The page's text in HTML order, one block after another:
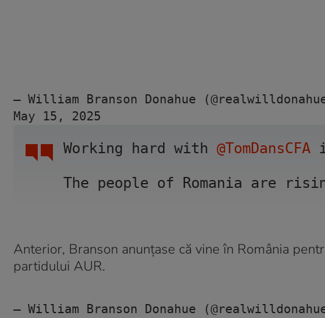
Working hard with @TomDansCFA
The people of Romania are
— William Branson Donahue
May 15, 2025
Anterior, Branson anunțase că vine în România
partidului AUR.
— William Branson Donahue